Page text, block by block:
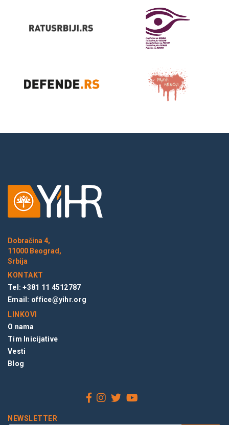
Dobračina 4,
11000 Beograd,
Srbija
KONTAKT
Tel: +381 11 4512787
Email: office@yihr.org
LINKOVI
O nama
Tim Inicijative
Vesti
Blog
NEWSLETTER